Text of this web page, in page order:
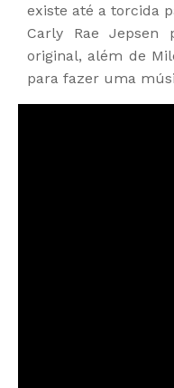
existe até a torcida
Carly Rae Jepsen
original, além de
para fazer uma